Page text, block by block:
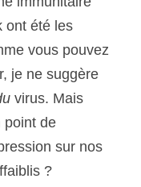
ont été les
vous pouvez
je ne suggère
virus. Mais
point de
sur nos
?